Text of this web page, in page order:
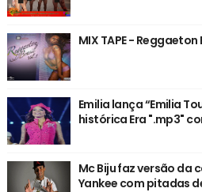
MIX TAPE - Reggaeton
Emilia lança “Emilia
histórica Era ".mp3"
Mc Biju faz versão da
Yankee com pitadas